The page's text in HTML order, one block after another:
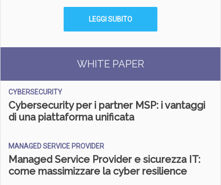
LEGGI SUBITO
WHITE PAPER
CYBERSECURITY
Cybersecurity per i partner MSP: i vantaggi
di una piattaforma unificata
MANAGED SERVICE PROVIDER
Managed Service Provider e sicurezza IT:
come massimizzare la cyber resilience